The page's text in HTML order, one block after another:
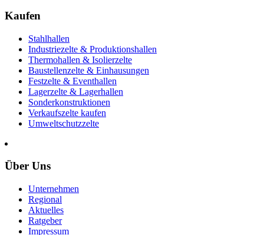
Kaufen
Stahlhallen
Industriezelte & Produktionshallen
Thermohallen & Isolierzelte
Baustellenzelte & Einhausungen
Festzelte & Eventhallen
Lagerzelte & Lagerhallen
Sonderkonstruktionen
Verkaufszelte kaufen
Umweltschutzzelte
Über Uns
Unternehmen
Regional
Aktuelles
Ratgeber
Impressum